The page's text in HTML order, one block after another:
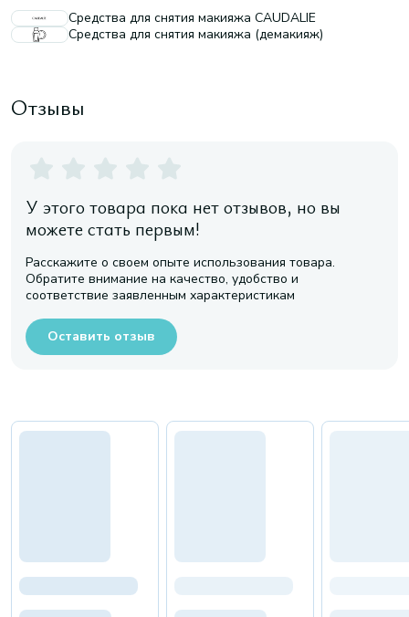
Средства для снятия макияжа CAUDALIE
Средства для снятия макияжа (демакияж)
Отзывы
У этого товара пока нет отзывов, но вы
можете стать первым!
Расскажите о своем опыте использования товара.
Обратите внимание на качество, удобство и
соответствие заявленным характеристикам
Оставить отзыв